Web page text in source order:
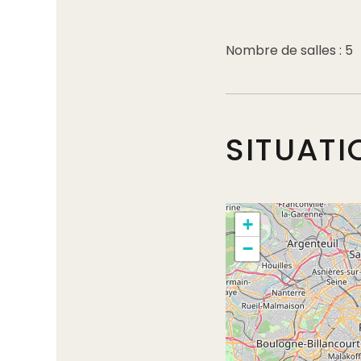
Nombre de salles : 5
+
−